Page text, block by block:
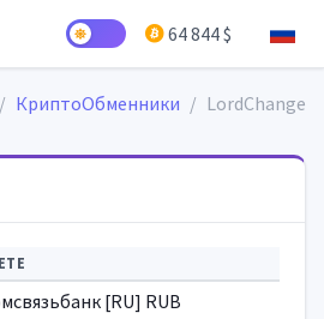
64 844 $
КриптоОбменники LordChange
[RU] RUB